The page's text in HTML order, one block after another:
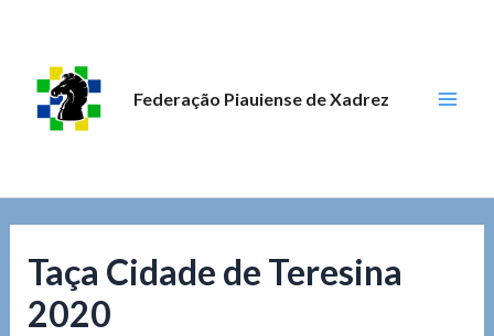
conteúdo
Federação Piauiense de Xadrez
Taça Cidade de Teresina
2020